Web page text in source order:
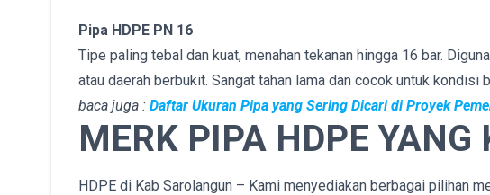
Pipa HDPE PN 16
Tipe paling tebal dan kuat, menahan tekanan hingga 16 bar.
atau daerah berbukit. Sangat tahan lama dan cocok untuk kondisi
baca juga : Daftar Ukuran Pipa yang Sering Dicari di Proyek
MERK PIPA HDPE
HDPE di Kab Sarolangun – Kami menyediakan berbagai pilihan